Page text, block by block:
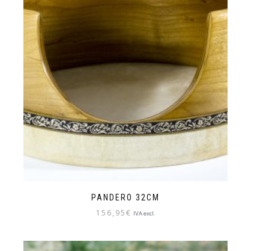
PANDERO 32CM
156,95€ IVA excl.